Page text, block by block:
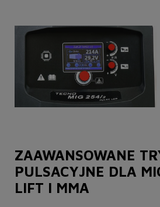
ZAAWANSOWANE
PULSACYJNE DLA
LIFT I MMA